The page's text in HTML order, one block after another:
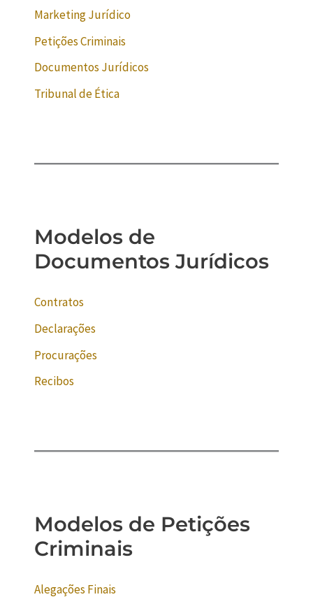
Marketing Jurídico
Petições Criminais
Documentos Jurídicos
Tribunal de Ética
Modelos de
Documentos Jurídicos
Contratos
Declarações
Procurações
Recibos
Modelos de Petições
Criminais
Alegações Finais